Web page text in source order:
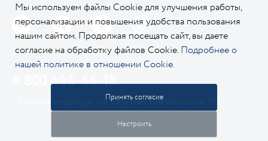
8 800 444-44-18
г. Санкт-Петербург, пр. Обуховской обороны, 151
Мы используем файлы Cookie для улучшения работы,
персонализации и повышения удобства пользования
нашим сайтом. Продолжая посещать сайт, вы даете
согласие на обработку файлов Cookie. Подробнее о
нашей политике в отношении Cookie.
Принять согласие
Настроить